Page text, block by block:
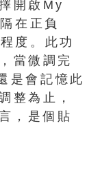
開啟My
在正負
度。此功
當微調完
是會記憶此
整為止，
，是個貼